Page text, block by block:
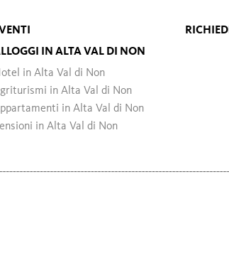
RICHIEDI
IN ALTA VAL DI NON
in Alta Val di Non
in Alta Val di Non
in Alta Val di Non
in Alta Val di Non